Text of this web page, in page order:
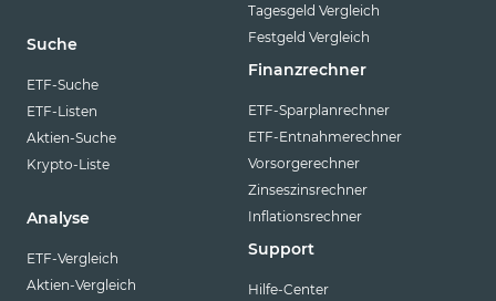
Suche
ETF-Suche
ETF-Listen
Aktien-Suche
Krypto-Liste
Analyse
ETF-Vergleich
Aktien-Vergleich
Tagesgeld Vergleich
Festgeld Vergleich
Finanzrechner
ETF-Sparplanrechner
ETF-Entnahmerechner
Vorsorgerechner
Zinseszinsrechner
Inflationsrechner
Support
Hilfe-Center